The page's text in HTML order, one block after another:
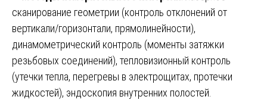
сканирование геометрии (контроль отклонений от
вертикали/горизонтали, прямолинейности),
динамометрический контроль (моменты затяжки
резьбовых соединений), тепловизионный контроль
(утечки тепла, перегревы в электрощитах, протечки
жидкостей), эндоскопия внутренних полостей.